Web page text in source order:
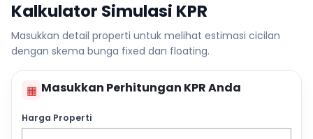
Kalkulator Simulasi KPR
Masukkan detail properti untuk melihat estimasi cicilan
dengan skema bunga fixed dan floating.
▦ Masukkan Perhitungan KPR Anda
Harga Properti